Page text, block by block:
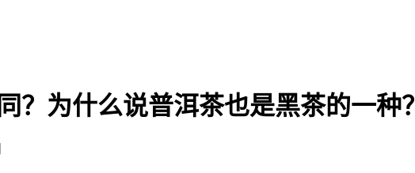
？为什么说普洱茶也是黑茶的一种？